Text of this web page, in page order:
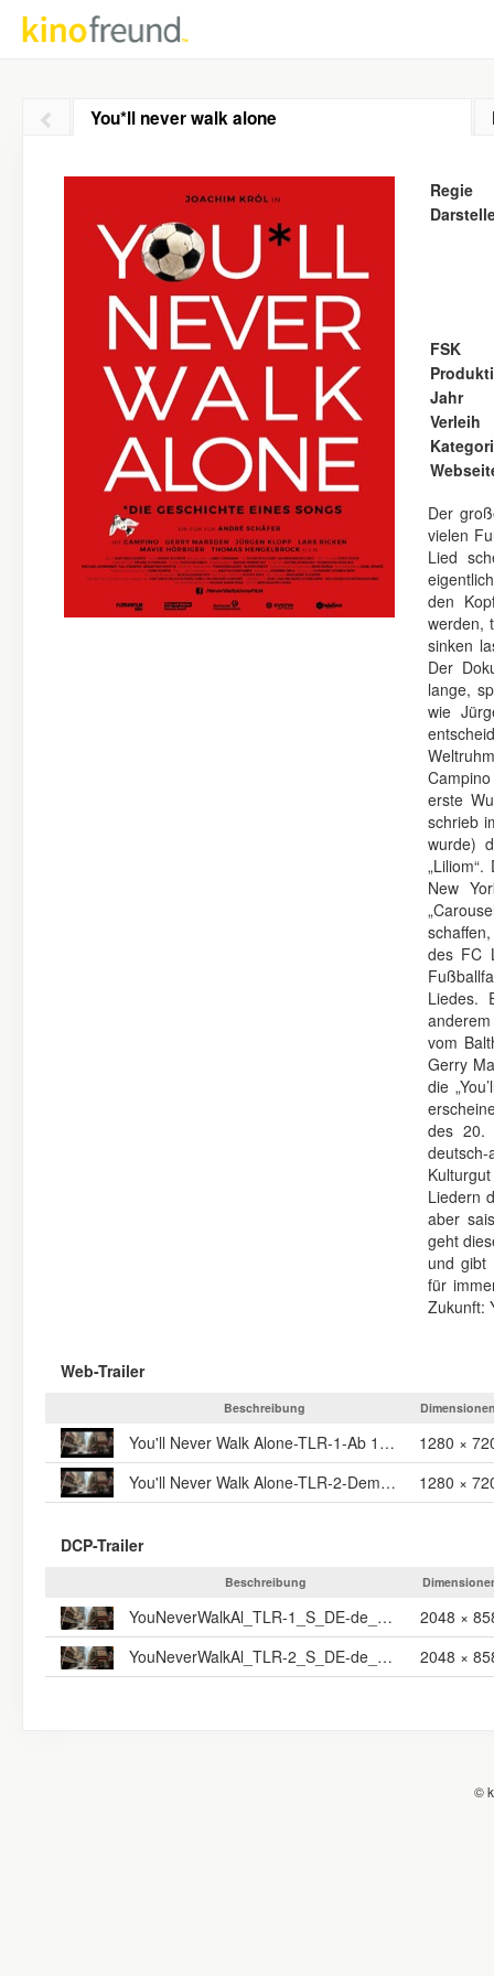
You*ll never walk alone
Regie
FSK
Jahr
Verleih
Der
vielen
Lied
den
werden,
sinken
Der
lange,
wie
erste
schrieb
wurde)
New
des FC
Liedes.
vom
Gerry
die
des 20.
Liedern
aber
geht
und gibt
für
Zukunft:
Web-Trailer
Beschreibung
You'll Never Walk Alone-TLR-1-Ab 18. Mai im Kino
1280 ×
You'll Never Walk Alone-TLR-2-Demnaechst im Kino
1280 ×
DCP-Trailer
Beschreibung
YouNeverWalkAl_TLR-1_S_DE-de_DE-NR_51_2K_FLOR_20170315_CP_IOP_OV
2048 ×
YouNeverWalkAl_TLR-2_S_DE-de_DE-NR_51_2K_FLOR_20170315_CP_IOP_OV
2048 ×
©